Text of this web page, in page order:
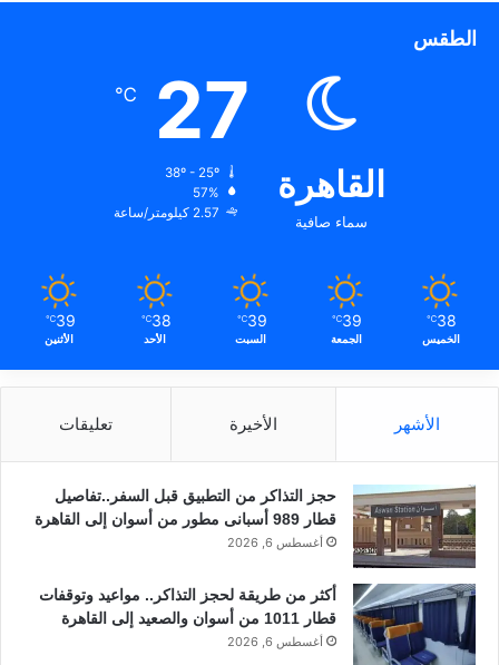
الطقس
القاهرة
سماء صافية
27
℃
57%
2.57 كيلومتر/ساعة
38
℃
الخميس
39
℃
الجمعة
39
℃
السبت
38
℃
الأحد
39
℃
الأثنين
الأشهر الأخيرة تعليقات
حجز التذاكر من التطبيق قبل السفر..تفاصيل
قطار 989 أسبانى مطور من أسوان إلى القاهرة
أغسطس 6, 2026
أكثر من طريقة لحجز التذاكر.. مواعيد وتوقفات
قطار 1011 من أسوان والصعيد إلى القاهرة
أغسطس 6, 2026